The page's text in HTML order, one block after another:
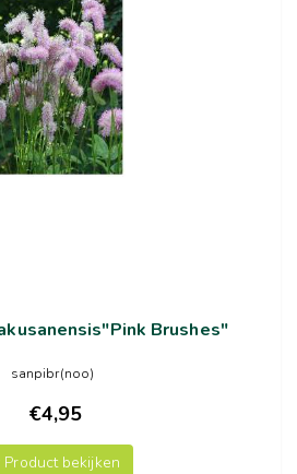
Brushes"
sanpibr(noo)
€4,95
Product bekijken